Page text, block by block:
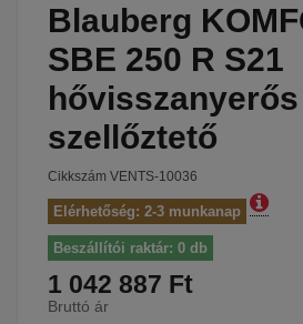
Blauberg
SBE 250 R S21
hővisszanyerős
szellőztető
Cikkszám VENTS-10036
Elérhetőség: 2-3 munkanap
Beszállítói raktár: 0 db
1 042 887 Ft
Bruttó ár